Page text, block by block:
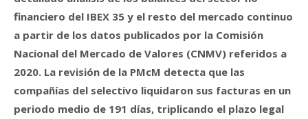
financiero del IBEX 35 y el resto del mercado continuo
a partir de los datos publicados por la Comisión
Nacional del Mercado de Valores (CNMV) referidos a
2020. La revisión de la PMcM detecta que las
compañías del selectivo liquidaron sus facturas en un
periodo medio de 191 días, triplicando el plazo legal